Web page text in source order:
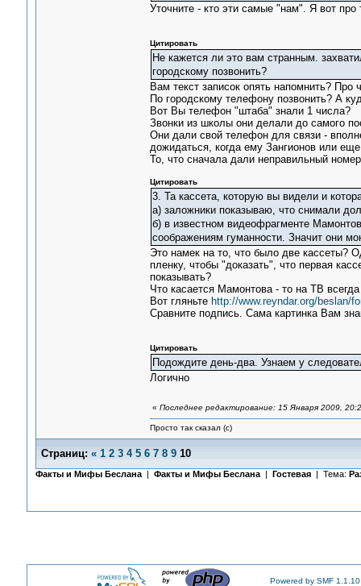
Уточните - кто эти самые "нам". Я вот
Цитировать
Не кажется ли это вам странным.
городскому позвонить?
Вам текст записок опять напомнить?
По городскому телефону позвонить? А
Вот Вы телефон "штаба" знали 1 числа?
Звонки из школы они делали до самого
Они дали свой телефон для связи -
дожидаться, когда ему Зангионов или
То, что сначала дали неправильный
Цитировать
3. Та кассета, которую вы видели и
а) заложники показываю, что снимали
б) в известном видеофрагменте
соображениям гуманности. Значит они
Это намек на то, что было две кассеты?
пленку, чтобы "доказать", что первая
показывать?
Что касается Мамонтова - то на ТВ
Вот гляньте http://www.reyndar.org/beslan/
Сравните подпись. Сама картинка Вам
Цитировать
Подождите день-два. Узнаем у
Логично
« Последнее редактирование: 15 Января 2009,
Просто так сказал (с)
Страниц: « 1 2 3 4 5 6 7 8 9 10
Факты и Мифы Беслана| Факты и Мифы Беслана| Гостевая | Тема:
Powered by SMF 1.1.10